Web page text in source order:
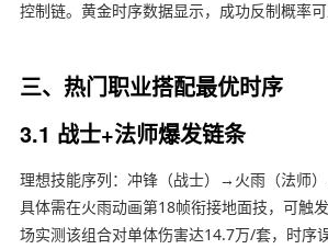
控制链。黄金时序数据显示，成功反制概率可
三、热门职业搭配最优时序
3.1 战士+法师爆发链条
理想技能序列：冲锋（战士）→火雨（法师
具体需在火雨动画第18帧衔接地面技，可触
场实测该组合对单体伤害达14.7万/套，时序